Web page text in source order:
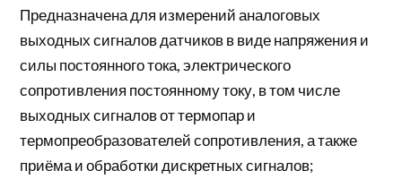
Предназначена для измерений аналоговых
выходных сигналов датчиков в виде напряжения и
силы постоянного тока, электрического
сопротивления постоянному току, в том числе
выходных сигналов от термопар и
термопреобразователей сопротивления, а также
приёма и обработки дискретных сигналов;